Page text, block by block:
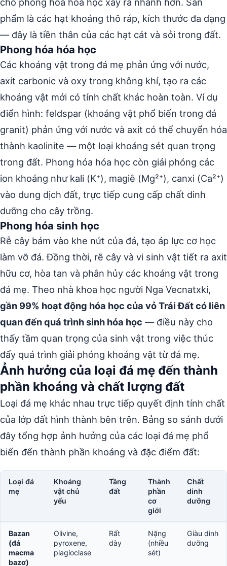
cho phong hóa hóa học xảy ra nhanh hơn. Sản
phẩm là các hạt khoáng thô ráp, kích thước đa dạng
— đây là tiền thân của các hạt cát và sỏi trong đất.
Phong hóa hóa học
Các khoáng vật trong đá mẹ phản ứng với nước,
axit carbonic và oxy trong không khí, tạo ra các
khoáng vật mới có tính chất khác hoàn toàn. Ví dụ
điển hình: feldspar (khoáng vật phổ biến trong đá
granit) phản ứng với nước và axit có thể chuyển hóa
thành kaolinite — một loại khoáng sét quan trọng
trong đất. Phong hóa hóa học còn giải phóng các
ion khoáng như kali (K⁺), magiê (Mg²⁺), canxi (Ca²⁺)
vào dung dịch đất, trực tiếp cung cấp chất dinh
dưỡng cho cây trồng.
Phong hóa sinh học
Rễ cây bám vào khe nứt của đá, tạo áp lực cơ học
làm vỡ đá. Đồng thời, rễ cây và vi sinh vật tiết ra axit
hữu cơ, hòa tan và phân hủy các khoáng vật trong
đá mẹ. Theo nhà khoa học người Nga Vecnatxki,
gần 99% hoạt động hóa học của vỏ Trái Đất có liên
quan đến quá trình sinh hóa học — điều này cho
thấy tầm quan trọng của sinh vật trong việc thúc
đẩy quá trình giải phóng khoáng vật từ đá mẹ.
Ảnh hưởng của loại đá mẹ đến thành
phần khoáng và chất lượng đất
Loại đá mẹ khác nhau trực tiếp quyết định tính chất
của lớp đất hình thành bên trên. Bảng so sánh dưới
đây tổng hợp ảnh hưởng của các loại đá mẹ phổ
biến đến thành phần khoáng và đặc điểm đất:
Loại đá
mẹ
Khoáng
vật chủ
yếu
Tầng
đất
Thành
phần
cơ
giới
Chất
dinh
dưỡng
Bazan
(đá
macma
bazơ)
Olivine,
pyroxene,
plagioclase
Rất
dày
Nặng
(nhiều
sét)
Giàu dinh
dưỡng